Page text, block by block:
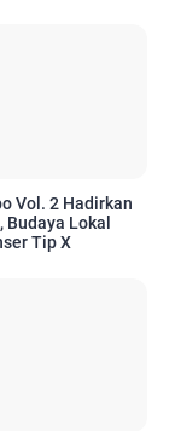
Vol. 2 Hadirkan
Budaya Lokal
Tip X